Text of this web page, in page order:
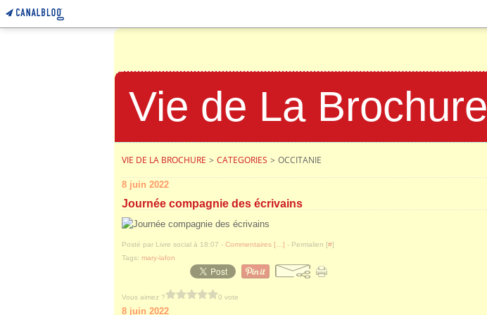
Vie de La Brochure
VIE DE LA BROCHURE > CATEGORIES > OCCITANIE
8 juin 2022
Journée compagnie des écrivains
Posté par Livre social à 18:07 - Commentaires [ ] - Permalien [#]
Tags: mary-lafon
Vous aimez ? 0 vote
8 juin 2022